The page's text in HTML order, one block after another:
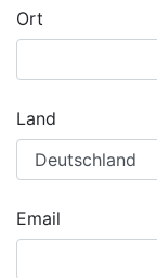
Ort
Land
Email